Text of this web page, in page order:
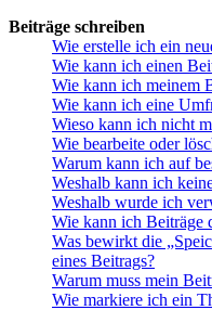
Beiträge schreiben
Wie erstelle ich ein
Wie kann ich einen
Wie kann ich meinem
Wie kann ich eine
Wieso kann ich nicht
Wie bearbeite oder
Warum kann ich auf
Weshalb kann ich
Weshalb wurde ich
Wie kann ich Beiträge
Was bewirkt die
eines Beitrags?
Warum muss mein
Wie markiere ich ein